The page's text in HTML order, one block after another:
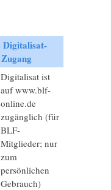
Digitalisat-
Zugang
Digitalisat ist
auf www.blf-
online.de
zugänglich (für
BLF-
Mitglieder; nur
zum
persönlichen
Gebrauch)